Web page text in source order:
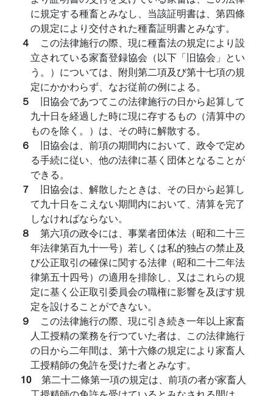
に規定する種畜とみなし、当該証明書は、第四條
の規定により交付された種畜証明書とみなす。
４ この法律施行の際、現に種畜法の規定により設
立されている家畜登録協会（以下「旧協会」とい
う。）については、附則第二項及び第十七項の規
定にかかわらず、なお従前の例による。
５ 旧協会であつてこの法律施行の日から起算して
九十日を経過した時に現に存するもの（清算中の
ものを除く。）は、その時に解散する。
６ 旧協会は、前項の期間内において、政令で定め
る手続に従い、他の法律に基く団体となることが
できる。
７ 旧協会は、解散したときは、その日から起算し
て九十日をこえない期間内において、清算を完了
しなければならない。
８ 第六項の政令には、事業者団体法（昭和二十三
年法律第百九十一号）若しくは私的独占の禁止及
び公正取引の確保に関する法律（昭和二十二年法
律第五十四号）の適用を排除し、又はこれらの規
定に基く公正取引委員会の職権に影響を及ぼす規
定を設けることができない。
９ この法律施行の際、現に引き続き一年以上家畜
人工授精の業務を行つていた者は、この法律施行
の日から二年間は、第十六條の規定により家畜人
工授精師の免許を受けた者とみなす。
10 第二十二條第一項の規定は、前項の者が家畜人